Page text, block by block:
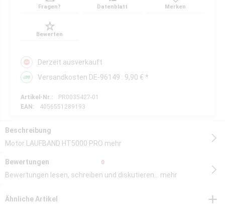
Fragen? Datenblatt Merken
Bewerten
Derzeit ausverkauft
Versandkosten DE-96149 : 9,90 € *
Artikel-Nr.:
PR0035427-01
EAN:
4056551289193
Beschreibung
Motor LAUFBAND HT5000 PRO mehr
Bewertungen 0
Bewertungen lesen, schreiben und diskutieren... mehr
Ähnliche Artikel